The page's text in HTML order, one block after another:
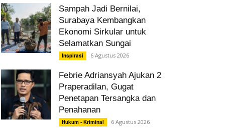
Sampah Jadi Bernilai,
Surabaya Kembangkan
Ekonomi Sirkular untuk
Selamatkan Sungai
Inspirasi 6 Agustus 2026
Febrie Adriansyah Ajukan 2
Praperadilan, Gugat
Penetapan Tersangka dan
Penahanan
Hukum - Kriminal 6 Agustus 2026